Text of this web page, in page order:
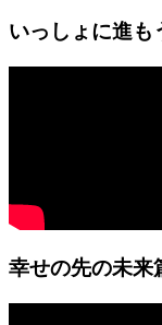
いっしょに進も
幸せの先の未来